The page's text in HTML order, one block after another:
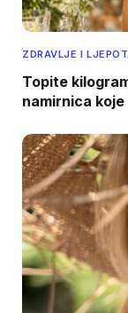
ZDRAVLJE I
Topite
namirnica koje